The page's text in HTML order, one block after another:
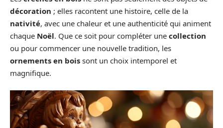
décoration ; elles racontent une histoire, celle de la
nativité, avec une chaleur et une authenticité qui animent
chaque Noël. Que ce soit pour compléter une collection
ou pour commencer une nouvelle tradition, les
ornements en bois sont un choix intemporel et
magnifique.